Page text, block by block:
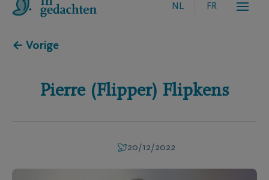
NL FR
← Vorige
Pierre (Flipper) Flipkens
20/12/2022